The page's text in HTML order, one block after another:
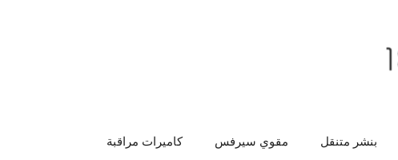
بنشر متنقل مقوي سيرفس كاميرات مراقبة